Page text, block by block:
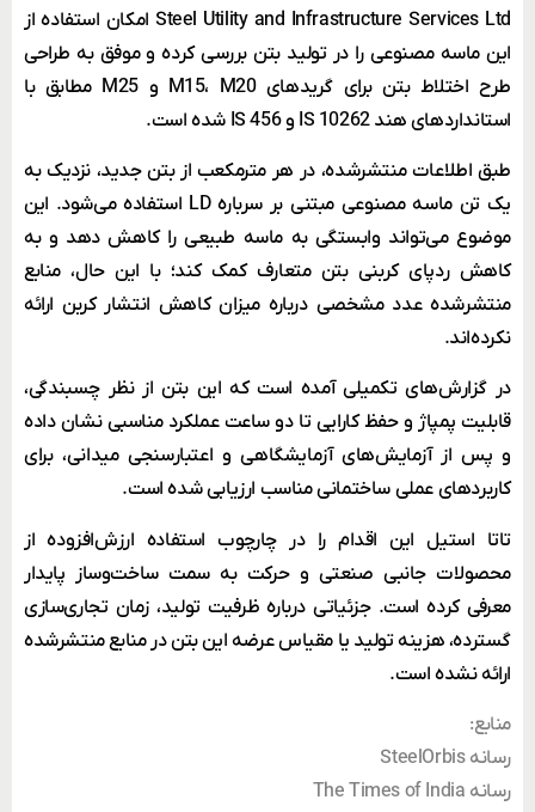
Steel Utility and Infrastructure Services Ltd امکان استفاده از
این ماسه مصنوعی را در تولید بتن بررسی کرده و موفق به طراحی
طرح اختلاط بتن برای گریدهای M15، M20 و M25 مطابق با
استانداردهای هند IS 10262 و IS 456 شده است.
طبق اطلاعات منتشرشده، در هر مترمکعب از بتن جدید، نزدیک به
یک تن ماسه مصنوعی مبتنی بر سرباره LD استفاده می‌شود. این
موضوع می‌تواند وابستگی به ماسه طبیعی را کاهش دهد و به
کاهش ردپای کربنی بتن متعارف کمک کند؛ با این حال، منابع
منتشرشده عدد مشخصی درباره میزان کاهش انتشار کربن ارائه
نکرده‌اند.
در گزارش‌های تکمیلی آمده است که این بتن از نظر چسبندگی،
قابلیت پمپاژ و حفظ کارایی تا دو ساعت عملکرد مناسبی نشان داده
و پس از آزمایش‌های آزمایشگاهی و اعتبارسنجی میدانی، برای
کاربردهای عملی ساختمانی مناسب ارزیابی شده است.
تاتا استیل این اقدام را در چارچوب استفاده ارزش‌افزوده از
محصولات جانبی صنعتی و حرکت به سمت ساخت‌وساز پایدار
معرفی کرده است. جزئیاتی درباره ظرفیت تولید، زمان تجاری‌سازی
گسترده، هزینه تولید یا مقیاس عرضه این بتن در منابع منتشرشده
ارائه نشده است.
منابع:
رسانه SteelOrbis
رسانه The Times of India